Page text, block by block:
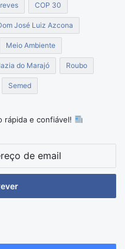
COP 30
José Luiz Azcona
Meio Ambiente
do Marajó Roubo
Semed
rápida e confiável!